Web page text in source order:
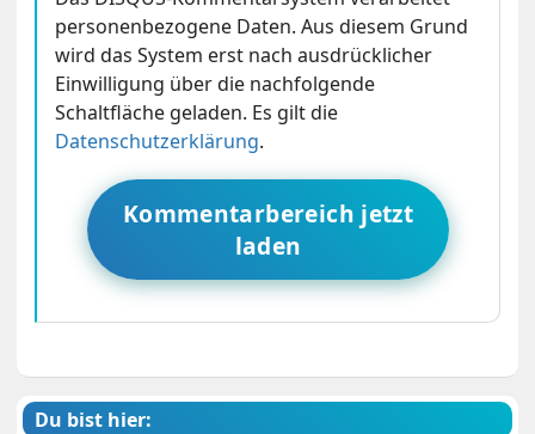
personenbezogene Daten. Aus diesem Grund
wird das System erst nach ausdrücklicher
Einwilligung über die nachfolgende
Schaltfläche geladen. Es gilt die
Datenschutzerklärung.
Kommentarbereich jetzt
laden
Du bist hier: